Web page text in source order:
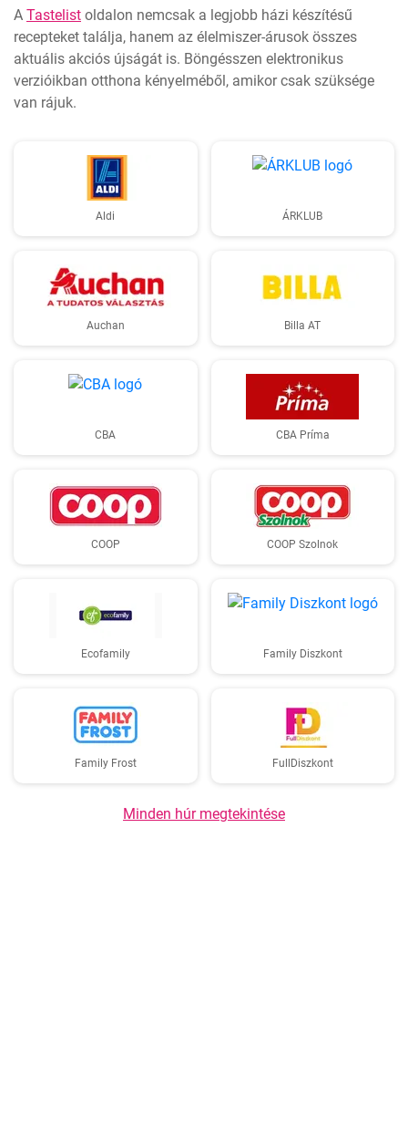
A Tastelist oldalon nemcsak a legjobb házi készítésű
recepteket találja, hanem az élelmiszer-árusok összes
aktuális akciós újságát is. Böngésszen elektronikus
verzióikban otthona kényelméből, amikor csak szüksége
van rájuk.
Aldi ÁRKLUB
Auchan Billa AT
CBA CBA Príma
COOP COOP Szolnok
Ecofamily Family Diszkont
Family Frost FullDiszkont
Minden húr megtekintése